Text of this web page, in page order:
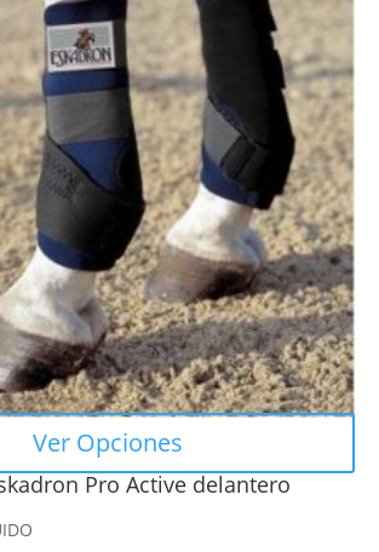
Pro Active delantero
Ver Opciones